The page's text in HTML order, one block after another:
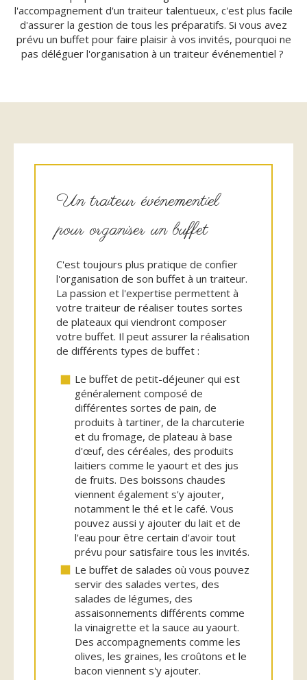
l'accompagnement d'un traiteur talentueux, c'est plus facile
d'assurer la gestion de tous les préparatifs. Si vous avez
prévu un buffet pour faire plaisir à vos invités, pourquoi ne
pas déléguer l'organisation à un traiteur événementiel ?
Un traiteur événementiel
pour organiser un buffet
C'est toujours plus pratique de confier
l'organisation de son buffet à un traiteur.
La passion et l'expertise permettent à
votre traiteur de réaliser toutes sortes
de plateaux qui viendront composer
votre buffet. Il peut assurer la réalisation
de différents types de buffet :
Le buffet de petit-déjeuner qui est
généralement composé de
différentes sortes de pain, de
produits à tartiner, de la charcuterie
et du fromage, de plateau à base
d'œuf, des céréales, des produits
laitiers comme le yaourt et des jus
de fruits. Des boissons chaudes
viennent également s'y ajouter,
notamment le thé et le café. Vous
pouvez aussi y ajouter du lait et de
l'eau pour être certain d'avoir tout
prévu pour satisfaire tous les invités.
Le buffet de salades où vous pouvez
servir des salades vertes, des
salades de légumes, des
assaisonnements différents comme
la vinaigrette et la sauce au yaourt.
Des accompagnements comme les
olives, les graines, les croûtons et le
bacon viennent s'y ajouter.